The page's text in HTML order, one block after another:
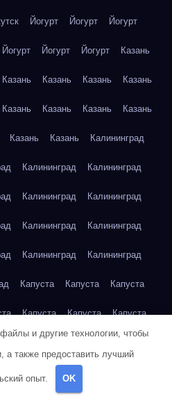
Йогурт Йогурт Йогурт
Йогурт Йогурт Йогурт Казань
Казань Казань Казань Казань
Казань Казань Казань Казань
Казань Казань Калининград
Калининград Калининград
Калининград Калининград
Калининград Калининград
Калининград Калининград
Капуста Капуста Капуста
Капуста Капуста Капуста
и другие технологии, чтобы
а также предоставить лучший
опыт. OK